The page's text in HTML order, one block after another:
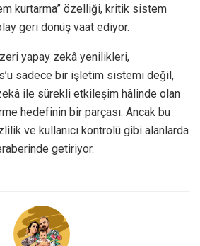
kurtarma” özelliği, kritik sistem
geri dönüş vaat ediyor.
yapay zekâ yenilikleri,
sadece bir işletim sistemi değil,
ile sürekli etkileşim hâlinde olan
hedefinin bir parçası. Ancak bu
ve kullanıcı kontrolü gibi alanlarda
getiriyor.